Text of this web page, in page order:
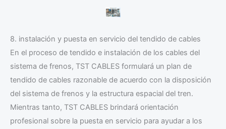
8. instalación y puesta en servicio del tendido de cables
En el proceso de tendido e instalación de los cables del
sistema de frenos, TST CABLES formulará un plan de
tendido de cables razonable de acuerdo con la disposición
del sistema de frenos y la estructura espacial del tren.
Mientras tanto, TST CABLES brindará orientación
profesional sobre la puesta en servicio para ayudar a los